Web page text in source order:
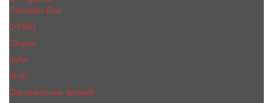
Christian Dior
OTWO
Сhanеl
Kylie
MaC
Оформление бровей